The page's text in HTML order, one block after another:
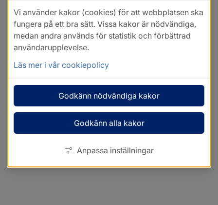
Vi använder kakor (cookies) för att webbplatsen ska
fungera på ett bra sätt. Vissa kakor är nödvändiga,
medan andra används för statistik och förbättrad
användarupplevelse.
Läs mer i vår cookiepolicy
Godkänn nödvändiga kakor
Godkänn alla kakor
Anpassa inställningar